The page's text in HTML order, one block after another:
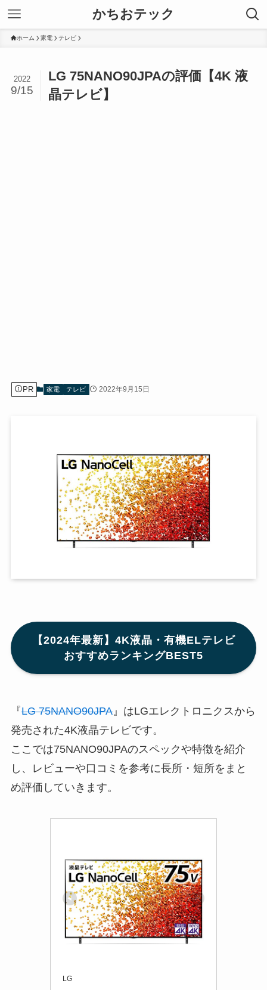
かちおテック
ホーム 家電 テレビ
LG 75NANO90JPAの評価【4K 液
晶テレビ】
2022
9/15
PR 家電 テレビ 2022年9月15日
【2024年最新】4K液晶・有機ELテレビ
おすすめランキングBEST5
『LG 75NANO90JPA』はLGエレクトロニクスから
発売された4K液晶テレビです。
ここでは75NANO90JPAのスペックや特徴を紹介
し、レビューや口コミを参考に長所・短所をまと
め評価していきます。
LG